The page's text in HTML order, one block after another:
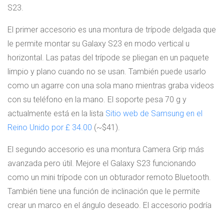
S23.
El primer accesorio es una montura de trípode delgada que
le permite montar su Galaxy S23 en modo vertical u
horizontal. Las patas del trípode se pliegan en un paquete
limpio y plano cuando no se usan. También puede usarlo
como un agarre con una sola mano mientras graba videos
con su teléfono en la mano. El soporte pesa 70 g y
actualmente está en la lista Sitio web de Samsung en el
Reino Unido por £ 34.00 (~$41).
El segundo accesorio es una montura Camera Grip más
avanzada pero útil. Mejore el Galaxy S23 funcionando
como un mini trípode con un obturador remoto Bluetooth.
También tiene una función de inclinación que le permite
crear un marco en el ángulo deseado. El accesorio podría